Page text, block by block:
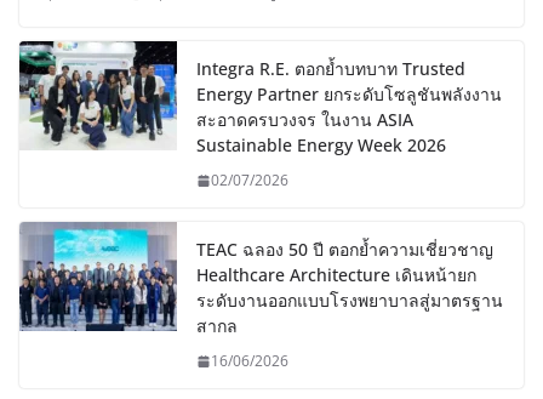
Integra R.E. ตอกย้ำบทบาท Trusted
Energy Partner ยกระดับโซลูชันพลังงาน
สะอาดครบวงจร ในงาน ASIA
Sustainable Energy Week 2026
02/07/2026
TEAC ฉลอง 50 ปี ตอกย้ำความเชี่ยวชาญ
Healthcare Architecture เดินหน้ายก
ระดับงานออกแบบโรงพยาบาลสู่มาตรฐาน
สากล
16/06/2026